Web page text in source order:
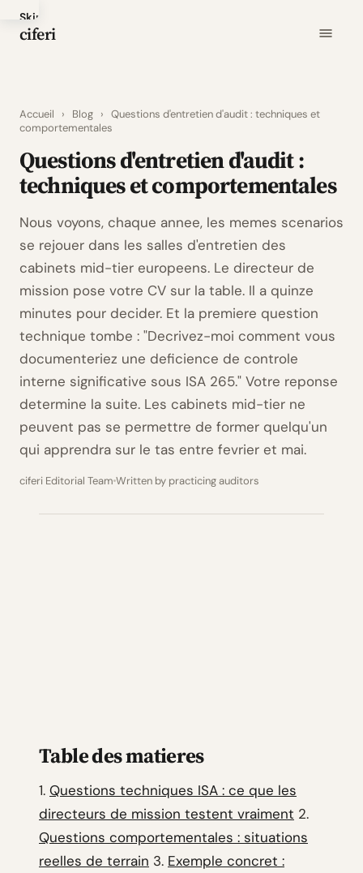
Skip
to
ciferi
Accueil › Blog › Questions d'entretien d'audit : techniques et
comportementales
Questions d'entretien d'audit :
techniques et comportementales
Nous voyons, chaque annee, les memes scenarios
se rejouer dans les salles d'entretien des
cabinets mid-tier europeens. Le directeur de
mission pose votre CV sur la table. Il a quinze
minutes pour decider. Et la premiere question
technique tombe : "Decrivez-moi comment vous
documenteriez une deficience de controle
interne significative sous ISA 265." Votre reponse
determine la suite. Les cabinets mid-tier ne
peuvent pas se permettre de former quelqu'un
qui apprendra sur le tas entre fevrier et mai.
ciferi Editorial Team Written by practicing auditors
Table des matieres
1. Questions techniques ISA : ce que les
directeurs de mission testent vraiment 2.
Questions comportementales : situations
reelles de terrain 3. Exemple concret :